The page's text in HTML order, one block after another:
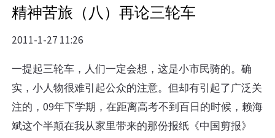
精神苦旅（八）再论三轮车
2011-1-27 11:26
一提起三轮车，人们一定会想，这是小市民骑的。确
实，小人物很难引起公众的注意。但却有引起了广泛关
注的，09年下学期，在距离高考不到百日的时候，赖海
斌这个半颠在我从家里带来的那份报纸《中国剪报》